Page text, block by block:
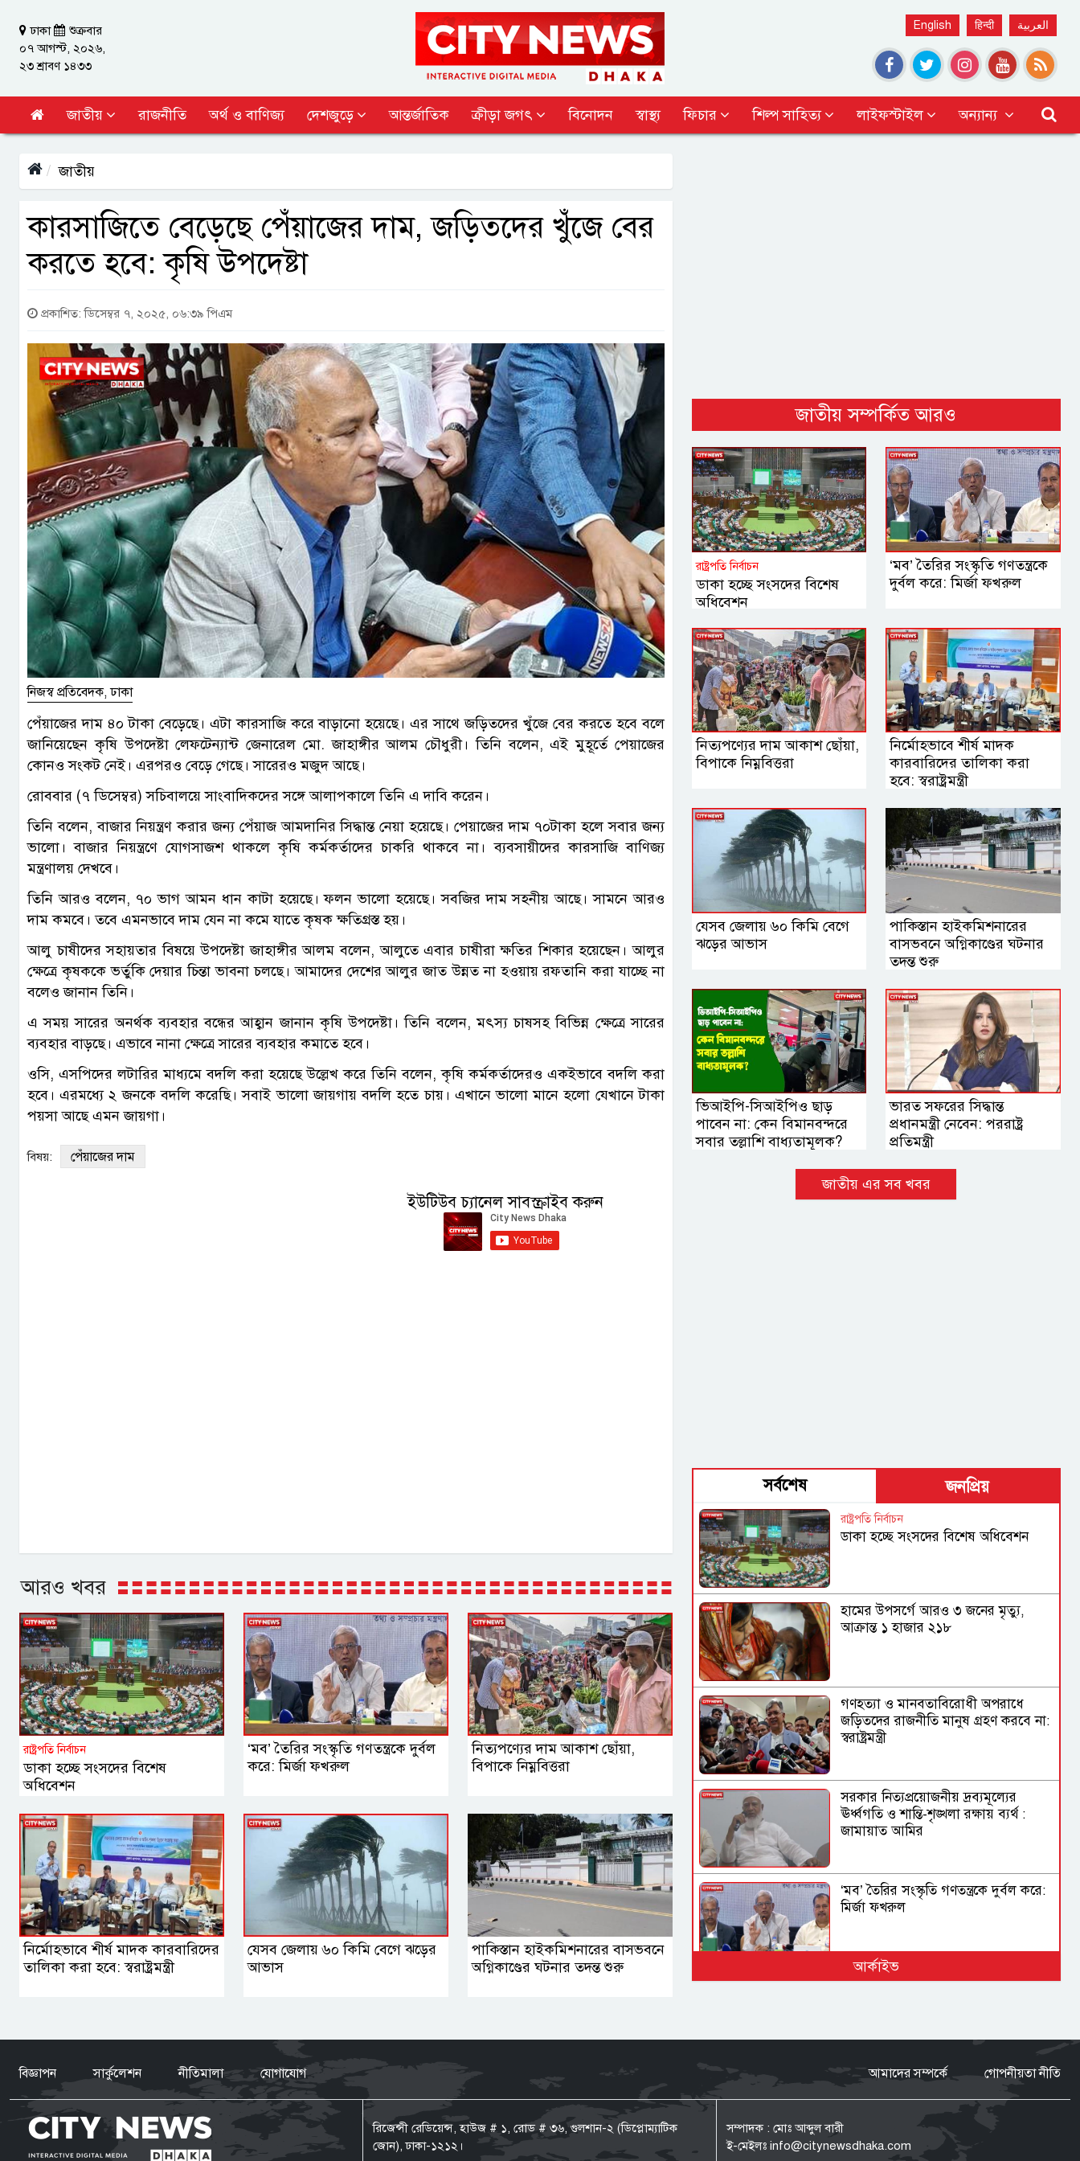
ঢাকা
শুক্রবার
০৭ আগস্ট, ২০২৬,
২৩ শ্রাবণ ১৪৩৩
English हिन्दी العربية
জাতীয় রাজনীতি অর্থ ও বাণিজ্য দেশজুড়ে আন্তর্জাতিক ক্রীড়া জগৎ বিনোদন স্বাস্থ্য ফিচার শিল্প সাহিত্য লাইফস্টাইল অন্যান্য
জাতীয়
কারসাজিতে বেড়েছে পেঁয়াজের দাম, জড়িতদের খুঁজে বের
করতে হবে: কৃষি উপদেষ্টা
প্রকাশিত: ডিসেম্বর ৭, ২০২৫, ০৬:৩৯ পিএম
নিজস্ব প্রতিবেদক, ঢাকা
পেঁয়াজের দাম ৪০ টাকা বেড়েছে। এটা কারসাজি করে বাড়ানো হয়েছে। এর সাথে জড়িতদের খুঁজে বের করতে হবে বলে
জানিয়েছেন কৃষি উপদেষ্টা লেফটেন্যান্ট জেনারেল মো. জাহাঙ্গীর আলম চৌধুরী। তিনি বলেন, এই মুহূর্তে পেয়াজের
কোনও সংকট নেই। এরপরও বেড়ে গেছে। সারেরও মজুদ আছে।
রোববার (৭ ডিসেম্বর) সচিবালয়ে সাংবাদিকদের সঙ্গে আলাপকালে তিনি এ দাবি করেন।
তিনি বলেন, বাজার নিয়ন্ত্রণ করার জন্য পেঁয়াজ আমদানির সিদ্ধান্ত নেয়া হয়েছে। পেয়াজের দাম ৭০টাকা হলে সবার জন্য
ভালো। বাজার নিয়ন্ত্রণে যোগসাজশ থাকলে কৃষি কর্মকর্তাদের চাকরি থাকবে না। ব্যবসায়ীদের কারসাজি বাণিজ্য
মন্ত্রণালয় দেখবে।
তিনি আরও বলেন, ৭০ ভাগ আমন ধান কাটা হয়েছে। ফলন ভালো হয়েছে। সবজির দাম সহনীয় আছে। সামনে আরও
দাম কমবে। তবে এমনভাবে দাম যেন না কমে যাতে কৃষক ক্ষতিগ্রস্ত হয়।
আলু চাষীদের সহায়তার বিষয়ে উপদেষ্টা জাহাঙ্গীর আলম বলেন, আলুতে এবার চাষীরা ক্ষতির শিকার হয়েছেন। আলুর
ক্ষেত্রে কৃষককে ভর্তুকি দেয়ার চিন্তা ভাবনা চলছে। আমাদের দেশের আলুর জাত উন্নত না হওয়ায় রফতানি করা যাচ্ছে না
বলেও জানান তিনি।
এ সময় সারের অনর্থক ব্যবহার বন্ধের আহ্বান জানান কৃষি উপদেষ্টা। তিনি বলেন, মৎস্য চাষসহ বিভিন্ন ক্ষেত্রে সারের
ব্যবহার বাড়ছে। এভাবে নানা ক্ষেত্রে সারের ব্যবহার কমাতে হবে।
ওসি, এসপিদের লটারির মাধ্যমে বদলি করা হয়েছে উল্লেখ করে তিনি বলেন, কৃষি কর্মকর্তাদেরও একইভাবে বদলি করা
হবে। এরমধ্যে ২ জনকে বদলি করেছি। সবাই ভালো জায়গায় বদলি হতে চায়। এখানে ভালো মানে হলো যেখানে টাকা
পয়সা আছে এমন জায়গা।
বিষয়: পেঁয়াজের দাম
ইউটিউব চ্যানেল সাবস্ক্রাইব করুন
আরও খবর
রাষ্ট্রপতি নির্বাচন
ডাকা হচ্ছে সংসদের বিশেষ
অধিবেশন
‘মব’ তৈরির সংস্কৃতি গণতন্ত্রকে দুর্বল
করে: মির্জা ফখরুল
নিত্যপণ্যের দাম আকাশ ছোঁয়া,
বিপাকে নিম্নবিত্তরা
নির্মোহভাবে শীর্ষ মাদক কারবারিদের
তালিকা করা হবে: স্বরাষ্ট্রমন্ত্রী
যেসব জেলায় ৬০ কিমি বেগে ঝড়ের
আভাস
পাকিস্তান হাইকমিশনারের বাসভবনে
অগ্নিকাণ্ডের ঘটনার তদন্ত শুরু
জাতীয় সম্পর্কিত আরও
রাষ্ট্রপতি নির্বাচন
ডাকা হচ্ছে সংসদের বিশেষ
অধিবেশন
‘মব’ তৈরির সংস্কৃতি গণতন্ত্রকে
দুর্বল করে: মির্জা ফখরুল
নিত্যপণ্যের দাম আকাশ ছোঁয়া,
বিপাকে নিম্নবিত্তরা
নির্মোহভাবে শীর্ষ মাদক
কারবারিদের তালিকা করা
হবে: স্বরাষ্ট্রমন্ত্রী
যেসব জেলায় ৬০ কিমি বেগে
ঝড়ের আভাস
পাকিস্তান হাইকমিশনারের
বাসভবনে অগ্নিকাণ্ডের ঘটনার
তদন্ত শুরু
ভিআইপি-সিআইপিও ছাড়
পাবেন না: কেন বিমানবন্দরে
সবার তল্লাশি বাধ্যতামূলক?
ভারত সফরের সিদ্ধান্ত
প্রধানমন্ত্রী নেবেন: পররাষ্ট্র
প্রতিমন্ত্রী
জাতীয় এর সব খবর
সর্বশেষ জনপ্রিয়
রাষ্ট্রপতি নির্বাচন
ডাকা হচ্ছে সংসদের বিশেষ অধিবেশন
হামের উপসর্গে আরও ৩ জনের মৃত্যু,
আক্রান্ত ১ হাজার ২১৮
গণহত্যা ও মানবতাবিরোধী অপরাধে
জড়িতদের রাজনীতি মানুষ গ্রহণ করবে না:
স্বরাষ্ট্রমন্ত্রী
সরকার নিত্যপ্রয়োজনীয় দ্রব্যমূল্যের
ঊর্ধ্বগতি ও শান্তি-শৃঙ্খলা রক্ষায় ব্যর্থ :
জামায়াত আমির
‘মব’ তৈরির সংস্কৃতি গণতন্ত্রকে দুর্বল করে:
মির্জা ফখরুল
নিত্যপণ্যের দাম আকাশ ছোঁয়া, বিপাকে
নির্মোহভাবে শীর্ষ মাদক কারবারিদের
আর্কাইভ
বিজ্ঞাপন সার্কুলেশন নীতিমালা যোগাযোগ আমাদের সম্পর্কে গোপনীয়তা নীতি
রিজেন্সী রেডিয়েন্স, হাউজ # ১, রোড # ৩৬, গুলশান-২ (ডিপ্লোম্যাটিক
জোন), ঢাকা-১২১২।
সম্পাদক : মোঃ আব্দুল বারী
ই-মেইলঃ info@citynewsdhaka.com